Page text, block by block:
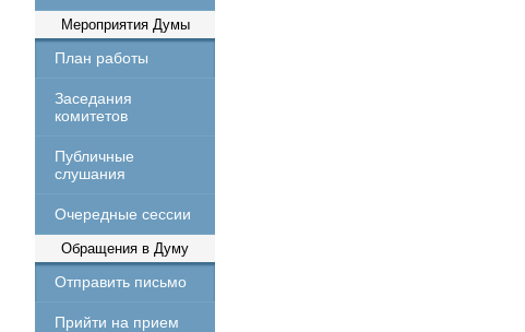
Мероприятия Думы
План работы
Заседания
комитетов
Публичные
слушания
Очередные сессии
Обращения в Думу
Отправить письмо
Прийти на прием